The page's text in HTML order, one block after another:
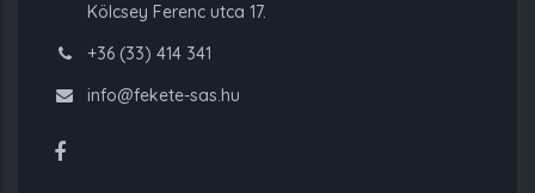
Kölcsey Ferenc utca 17.
+36 (33) 414 341
info@fekete-sas.hu